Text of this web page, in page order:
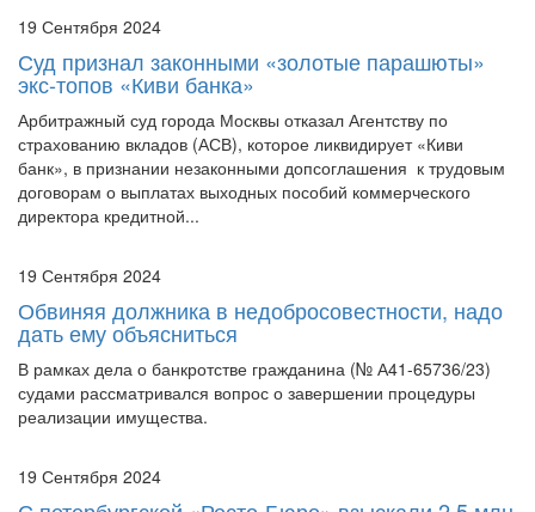
19 Сентября 2024
Суд признал законными «золотые парашюты»
экс-топов «Киви банка»
Арбитражный суд города Москвы отказал Агентству по
страхованию вкладов (АСВ), которое ликвидирует «Киви
банк», в признании незаконными допсоглашения к трудовым
договорам о выплатах выходных пособий коммерческого
директора кредитной...
19 Сентября 2024
Обвиняя должника в недобросовестности, надо
дать ему объясниться
В рамках дела о банкротстве гражданина (№ А41-65736/23)
судами рассматривался вопрос о завершении процедуры
реализации имущества.
19 Сентября 2024